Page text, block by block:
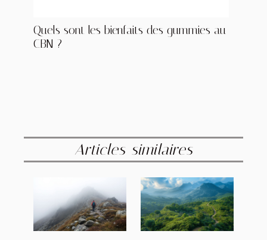
Quels sont les bienfaits des gummies au
CBN ?
Articles similaires